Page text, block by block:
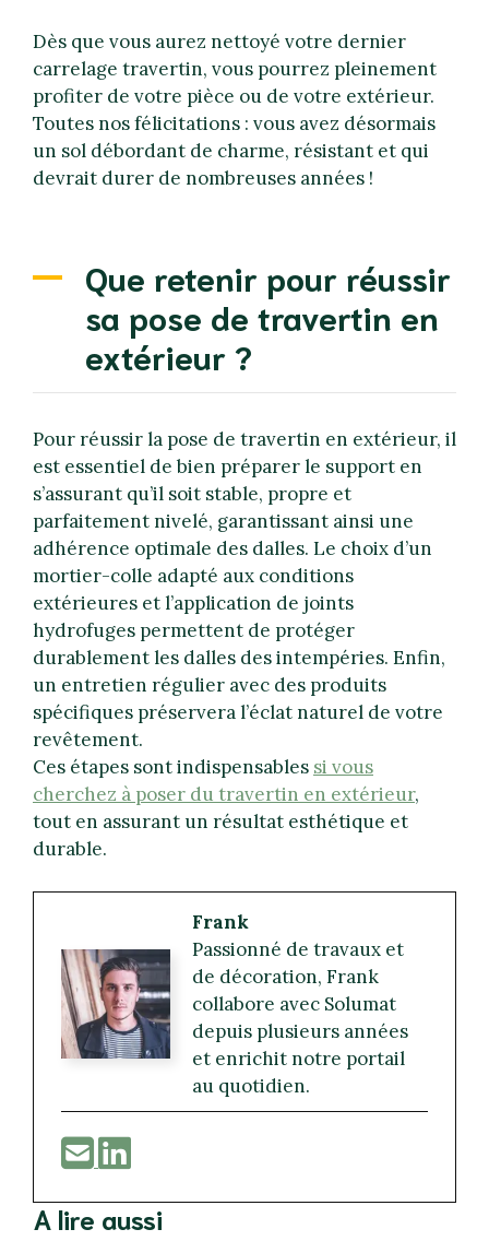
Dès que vous aurez nettoyé votre dernier
carrelage travertin, vous pourrez pleinement
profiter de votre pièce ou de votre extérieur.
Toutes nos félicitations : vous avez désormais
un sol débordant de charme, résistant et qui
devrait durer de nombreuses années !
Que retenir pour réussir
sa pose de travertin en
extérieur ?
Pour réussir la pose de travertin en extérieur, il
est essentiel de bien préparer le support en
s’assurant qu’il soit stable, propre et
parfaitement nivelé, garantissant ainsi une
adhérence optimale des dalles. Le choix d’un
mortier-colle adapté aux conditions
extérieures et l’application de joints
hydrofuges permettent de protéger
durablement les dalles des intempéries. Enfin,
un entretien régulier avec des produits
spécifiques préservera l’éclat naturel de votre
revêtement.
Ces étapes sont indispensables si vous
cherchez à poser du travertin en extérieur,
tout en assurant un résultat esthétique et
durable.
Frank
Passionné de travaux et
de décoration, Frank
collabore avec Solumat
depuis plusieurs années
et enrichit notre portail
au quotidien.
A lire aussi